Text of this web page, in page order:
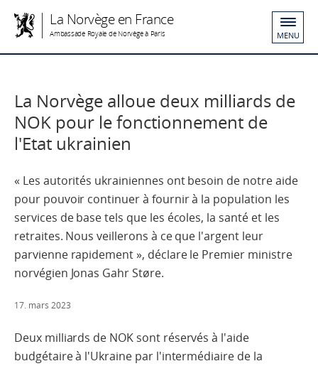
La Norvège en France
Ambassade Royale de Norvège à Paris MENU
La Norvège alloue deux milliards de
NOK pour le fonctionnement de
l'Etat ukrainien
« Les autorités ukrainiennes ont besoin de notre aide
pour pouvoir continuer à fournir à la population les
services de base tels que les écoles, la santé et les
retraites. Nous veillerons à ce que l'argent leur
parvienne rapidement », déclare le Premier ministre
norvégien Jonas Gahr Støre.
17. mars 2023
Deux milliards de NOK sont réservés à l'aide
budgétaire à l'Ukraine par l'intermédiaire de la